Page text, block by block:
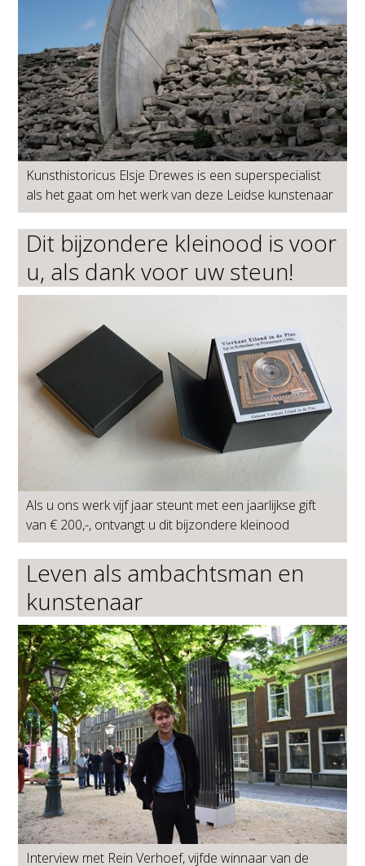
Kunsthistoricus Elsje Drewes is een superspecialist
als het gaat om het werk van deze Leidse kunstenaar
Dit bijzondere kleinood is voor
u, als dank voor uw steun!
Als u ons werk vijf jaar steunt met een jaarlijkse gift
van € 200,-, ontvangt u dit bijzondere kleinood
Leven als ambachtsman en
kunstenaar
Interview met Rein Verhoef, vijfde winnaar van de